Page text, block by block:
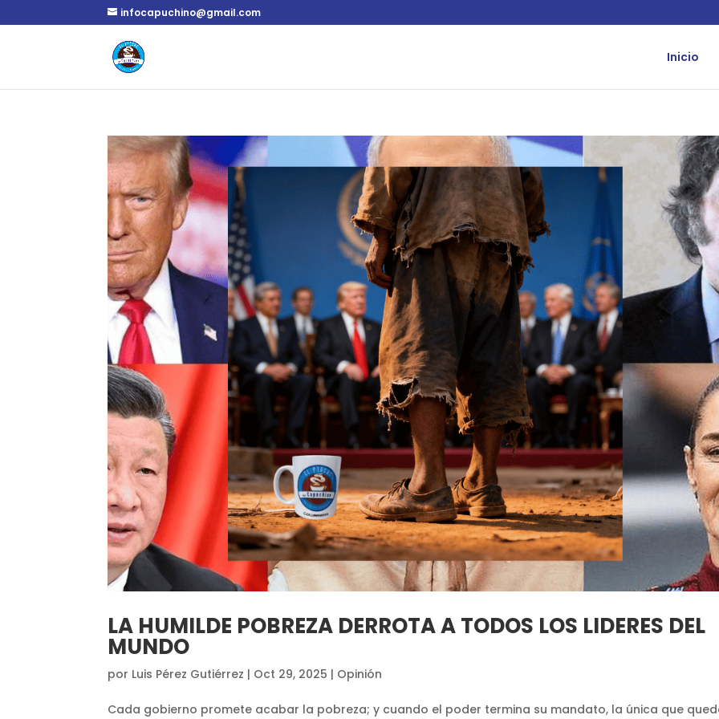
infocapuchino@gmail.com
Inicio
LA HUMILDE POBREZA DERROTA A TODOS LOS LIDERES DEL
MUNDO
por Luis Pérez Gutiérrez | Oct 29, 2025 | Opinión
Cada gobierno promete acabar la pobreza; y cuando el poder termina su mandato, la única que